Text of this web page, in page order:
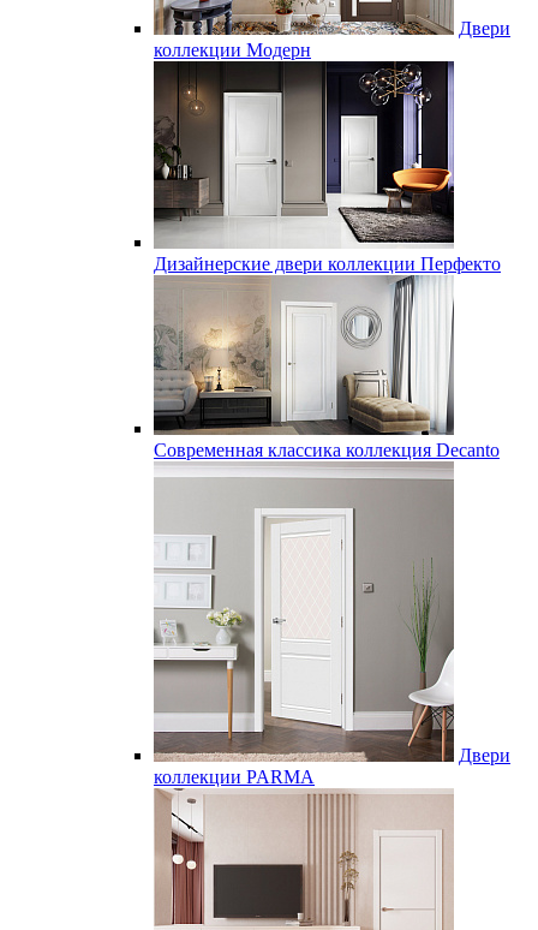
Двери
коллекции Модерн
Дизайнерские двери коллекции Перфекто
Современная классика коллекция Decanto
Двери
коллекции PARMA